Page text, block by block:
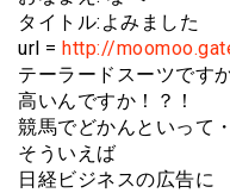
タイトル:よみました
url = http://
テーラードスーツです
高いんですか！？！
競馬でどかんといって
そういえば
日経ビジネスの広告に